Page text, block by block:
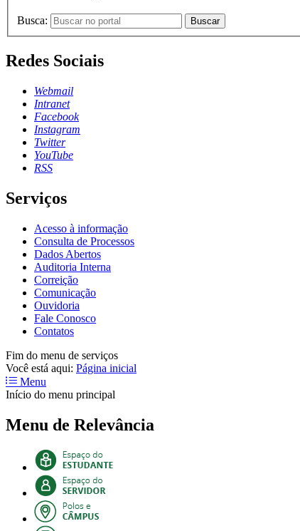
Busca: Buscar
Redes Sociais
Webmail
Intranet
Facebook
Instagram
Twitter
YouTube
RSS
Serviços
Acesso à informação
Consulta de Processos
Dados Abertos
Auditoria Interna
Correição
Comunicação
Ouvidoria
Fale Conosco
Contatos
Fim do menu de serviços
Você está aqui: Página inicial
Menu
Início do menu principal
Menu de Relevância